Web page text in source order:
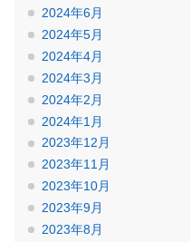
2024年6月
2024年5月
2024年4月
2024年3月
2024年2月
2024年1月
2023年12月
2023年11月
2023年10月
2023年9月
2023年8月